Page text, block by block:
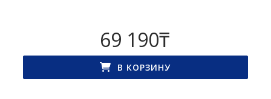
69 190₸
В КОРЗИНУ